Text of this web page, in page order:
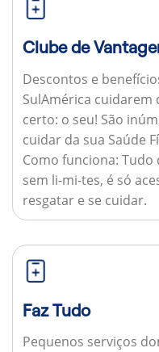
Clube de
Descontos e
SulAmérica cuidarem
certo: o seu! São
cuidar da sua Saúde
Como funciona: Tudo
sem li-mi-tes, é só
resgatar e se cuidar.
Faz Tudo
Pequenos serviços